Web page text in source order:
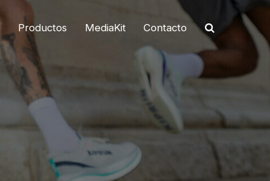
Productos MediaKit Contacto